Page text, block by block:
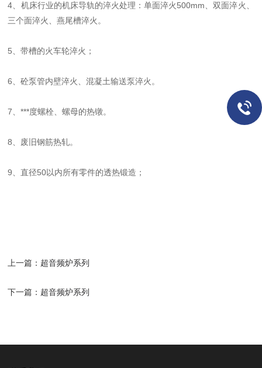
4、机床行业的机床导轨的淬火处理：单面淬火500mm、双面淬火、
三个面淬火、燕尾槽淬火。
5、带槽的火车轮淬火；
6、砼泵管内壁淬火、混凝土输送泵淬火。
7、***度螺栓、螺母的热镦。
8、废旧钢筋热轧。
9、直径50以内所有零件的透热锻造；
上一篇： 超音频炉系列
下一篇： 超音频炉系列